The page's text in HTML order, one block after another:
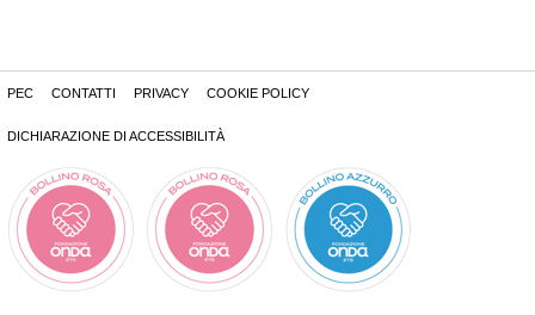
PEC CONTATTI PRIVACY COOKIE POLICY
DICHIARAZIONE DI ACCESSIBILITÀ